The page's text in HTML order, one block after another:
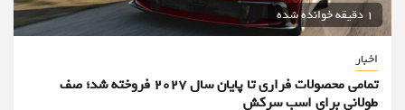
1 دقیقه خوانده شده
اخبار
تمامی محصولات فراری تا پایان سال ۲۰۲۷ فروخته شد؛ صف
طولانی برای اسب سرکش